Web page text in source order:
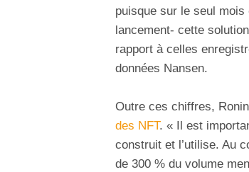
puisque sur le seul
lancement- cette
rapport à celles
données Nansen.
Outre ces chiffres,
des NFT. « Il est
construit et l’utilise. Au
de 300 % du volume